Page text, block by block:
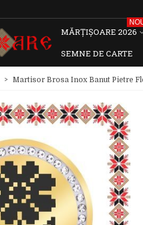
MĂRȚIȘOARE 2026
SEMNE DE CARTE
> Martisor Brosa Inox Banut Pietre